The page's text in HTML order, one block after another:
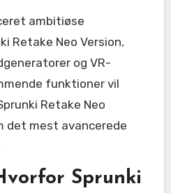
ambitiøse
Retake Neo Version,
og VR-
funktioner vil
Retake Neo
det mest avancerede
Sprunki